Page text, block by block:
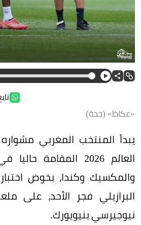
«عكاظ» (جدة)
يبدأ المنتخب المغربي
العالم 2026 المقامة
والمكسيك وكندا، بخوض
البرازيلي فجر الأحد، على
نيوجيرسي بنيويورك.